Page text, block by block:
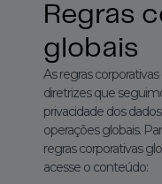
Regras
globais
As regras
diretrizes que
privacidade dos
operações globais.
regras corporativas
acesse o conteúdo: